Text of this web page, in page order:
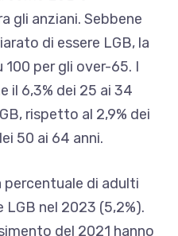
gli anziani. Sebbene
di essere LGB, la
100 per gli over-65. I
il 6,3% dei 25 ai 34
rispetto al 2,9% dei
50 ai 64 anni.
percentuale di adulti
nel 2023 (5,2%).
del 2021 hanno